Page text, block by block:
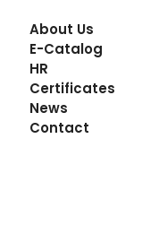
About Us
E-Catalog
HR
Certificates
News
Contact